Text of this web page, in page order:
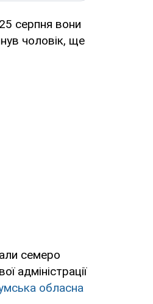
серпня вони
чоловік, ще
семеро
адміністрації
обласна